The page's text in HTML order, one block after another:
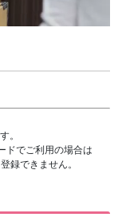
。
ドでご利用の場合は
録できません。